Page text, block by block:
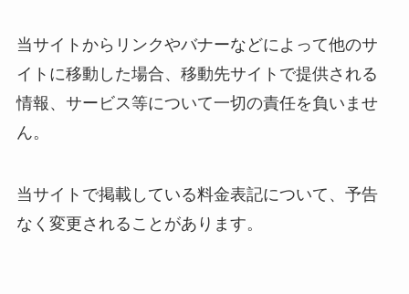
当サイトからリンクやバナーなどによって他のサ
イトに移動した場合、移動先サイトで提供される
情報、サービス等について一切の責任を負いませ
ん。
当サイトで掲載している料金表記について、予告
なく変更されることがあります。